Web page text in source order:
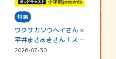
特集
ワクサカソウヘイさん ×
平井まさあきさん「スペ
シャ…
2026-07-30